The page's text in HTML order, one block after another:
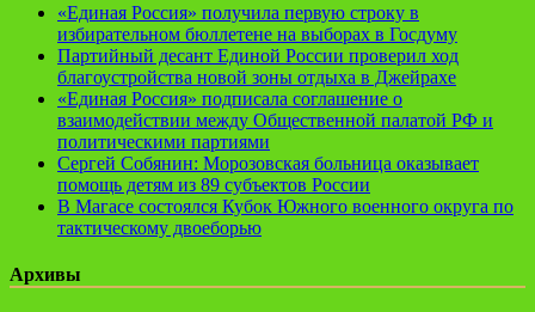
«Единая Россия» получила первую строку в
избирательном бюллетене на выборах в Госдуму
Партийный десант Единой России проверил ход
благоустройства новой зоны отдыха в Джейрахе
«Единая Россия» подписала соглашение о
взаимодействии между Общественной палатой РФ и
политическими партиями
Сергей Собянин: Морозовская больница оказывает
помощь детям из 89 субъектов России
В Магасе состоялся Кубок Южного военного округа по
тактическому двоеборью
Архивы